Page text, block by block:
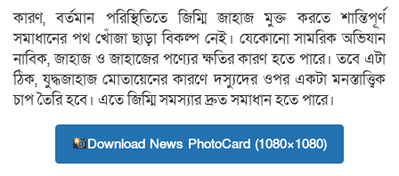
কারণ, বর্তমান পরিস্থিতিতে জিম্মি জাহাজ মুক্ত করতে শান্তিপূর্ণ
সমাধানের পথ খোঁজা ছাড়া বিকল্প নেই। যেকোনো সামরিক অভিযান
নাবিক, জাহাজ ও জাহাজের পণ্যের ক্ষতির কারণ হতে পারে। তবে এটা
ঠিক, যুদ্ধজাহাজ মোতায়েনের কারণে দস্যুদের ওপর একটা মনস্তাত্ত্বিক
চাপ তৈরি হবে। এতে জিম্মি সমস্যার দ্রুত সমাধান হতে পারে।
Download News PhotoCard (1080×1080)